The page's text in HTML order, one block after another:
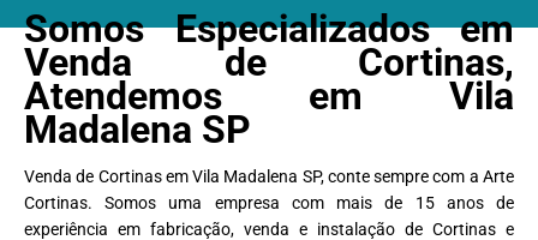
Somos Especializados em
Venda de Cortinas,
Atendemos em Vila
Madalena SP
Venda de Cortinas em Vila Madalena SP, conte sempre com a Arte
Cortinas. Somos uma empresa com mais de 15 anos de
experiência em fabricação, venda e instalação de Cortinas e